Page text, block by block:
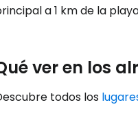
a 1 km de la
ver en los
todos los